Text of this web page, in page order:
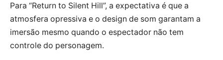
Para “Return to Silent Hill”, a expectativa é que a
atmosfera opressiva e o design de som garantam a
imersão mesmo quando o espectador não tem
controle do personagem.